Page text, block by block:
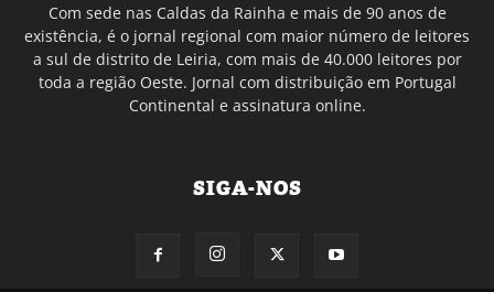
Com sede nas Caldas da Rainha e mais de 90 anos de
existência, é o jornal regional com maior número de leitores
a sul de distrito de Leiria, com mais de 40.000 leitores por
toda a região Oeste. Jornal com distribuição em Portugal
Continental e assinatura online.
SIGA-NOS